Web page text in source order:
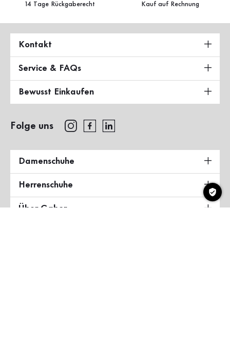
14 Tage Rückgaberecht Kauf auf Rechnung
Kontakt
Service & FAQs
Bewusst Einkaufen
Folge uns
Damenschuhe
Herrenschuhe
Über Gabor